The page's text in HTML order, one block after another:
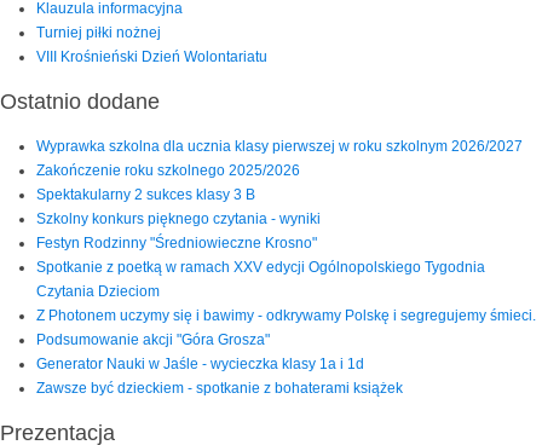
Klauzula informacyjna
Turniej piłki nożnej
VIII Krośnieński Dzień Wolontariatu
Ostatnio dodane
Wyprawka szkolna dla ucznia klasy pierwszej w roku szkolnym 2026/2027
Zakończenie roku szkolnego 2025/2026
Spektakularny 2 sukces klasy 3 B
Szkolny konkurs pięknego czytania - wyniki
Festyn Rodzinny "Średniowieczne Krosno"
Spotkanie z poetką w ramach XXV edycji Ogólnopolskiego Tygodnia
Czytania Dzieciom
Z Photonem uczymy się i bawimy - odkrywamy Polskę i segregujemy śmieci.
Podsumowanie akcji "Góra Grosza"
Generator Nauki w Jaśle - wycieczka klasy 1a i 1d
Zawsze być dzieckiem - spotkanie z bohaterami książek
Prezentacja